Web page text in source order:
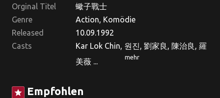
Orginal Titel
蠍子戰士
Genre
Action, Komödie
Released
10.09.1992
Casts
Kar Lok Chin, 원진, 劉家良, 陳治良, 羅
美薇 ...
mehr
star Empfohlen